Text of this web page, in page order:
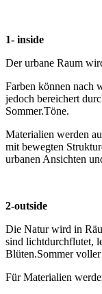
1- inside
Der urbane Raum
Farben können nach
jedoch bereichert
Sommer.Töne.
Materialien werden
mit bewegten
urbanen Ansichten
2-outside
Die Natur wird in
sind lichtdurchflutet,
Blüten.Sommer
Für Materialien